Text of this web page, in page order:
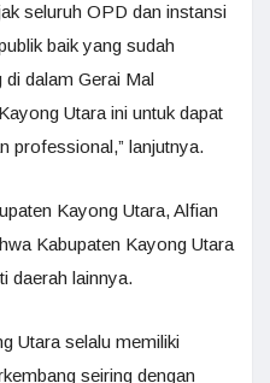
seluruh OPD dan instansi
baik yang sudah
di dalam Gerai Mal
Utara ini untuk dapat
professional,” lanjutnya.
Kayong Utara, Alfian
Kabupaten Kayong Utara
daerah lainnya.
Utara selalu memiliki
seiring dengan